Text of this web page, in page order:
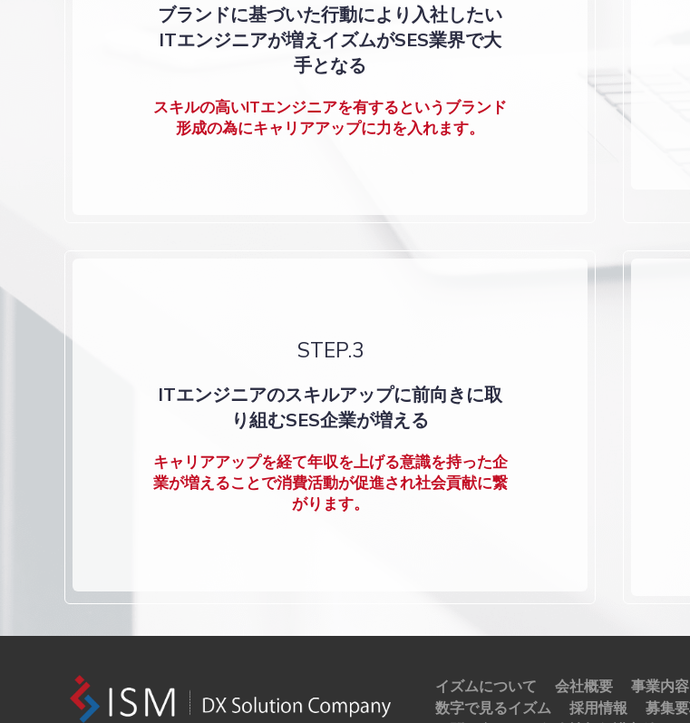
ブランドに基づいた行動により入社したい
ITエンジニアが増え イズムがSES業界で大
手となる
スキルの高いITエンジニアを有するというブランド
形成の為にキャリアアップに力を入れます。
STEP.3
ITエンジニアのスキルアップに前向きに取
り組むSES企業が増える
キャリアアップを経て年収を上げる意識を持った企
業が増えることで消費活動が促進され社会貢献に繋
がります。
イズムについて 会社概要 事業内容
数字で見るイズム
採用情報
募集